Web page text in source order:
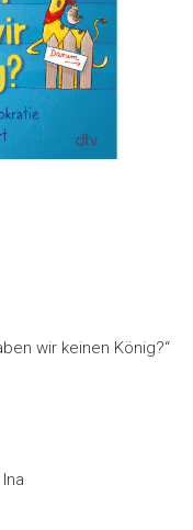
wir keinen König?“